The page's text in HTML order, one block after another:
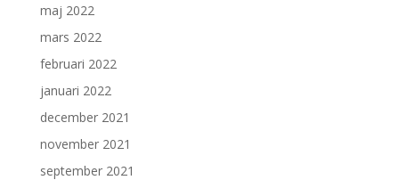
maj 2022
mars 2022
februari 2022
januari 2022
december 2021
november 2021
september 2021